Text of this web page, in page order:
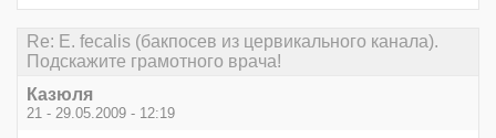
Re: E. fecalis (бакпосев из цервикального канала).
Подскажите грамотного врача!
Казюля
21 - 29.05.2009 - 12:19